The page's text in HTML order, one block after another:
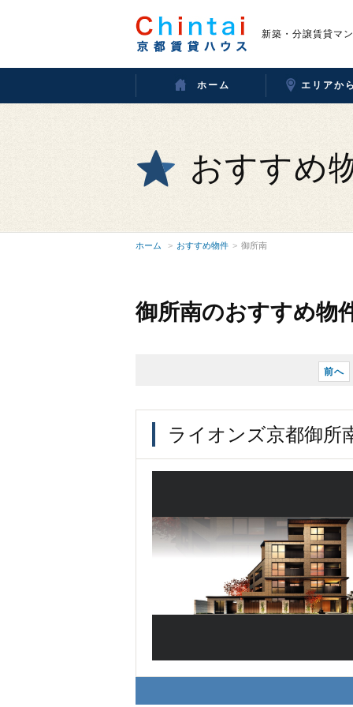
新築・分譲賃貸マ
ホーム エリアか
おすすめ
ホーム おすすめ物件 御所南
御所南のおすすめ物
前へ
ライオンズ京都御所